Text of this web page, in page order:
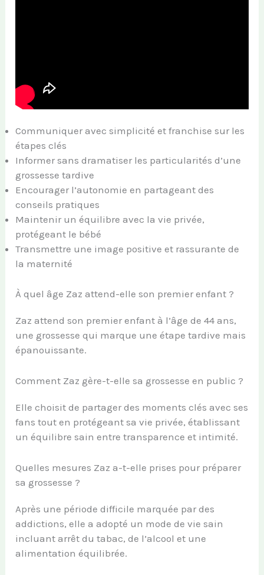
Communiquer avec simplicité et franchise sur les
étapes clés
Informer sans dramatiser les particularités d’une
grossesse tardive
Encourager l’autonomie en partageant des
conseils pratiques
Maintenir un équilibre avec la vie privée,
protégeant le bébé
Transmettre une image positive et rassurante de
la maternité
À quel âge Zaz attend-elle son premier enfant ?
Zaz attend son premier enfant à l’âge de 44 ans,
une grossesse qui marque une étape tardive mais
épanouissante.
Comment Zaz gère-t-elle sa grossesse en public ?
Elle choisit de partager des moments clés avec ses
fans tout en protégeant sa vie privée, établissant
un équilibre sain entre transparence et intimité.
Quelles mesures Zaz a-t-elle prises pour préparer
sa grossesse ?
Après une période difficile marquée par des
addictions, elle a adopté un mode de vie sain
incluant arrêt du tabac, de l’alcool et une
alimentation équilibrée.